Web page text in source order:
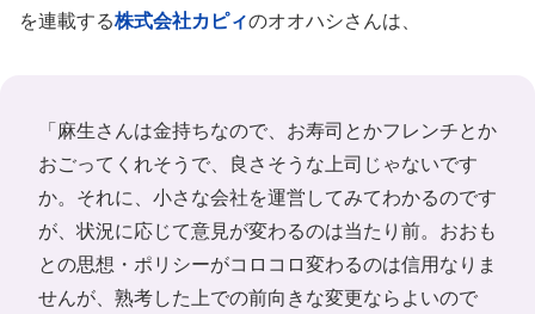
を連載する株式会社カピィのオオハシさんは、
「麻生さんは金持ちなので、お寿司とかフレンチとか
おごってくれそうで、良さそうな上司じゃないです
か。それに、小さな会社を運営してみてわかるのです
が、状況に応じて意見が変わるのは当たり前。おおも
との思想・ポリシーがコロコロ変わるのは信用なりま
せんが、熟考した上での前向きな変更ならよいので